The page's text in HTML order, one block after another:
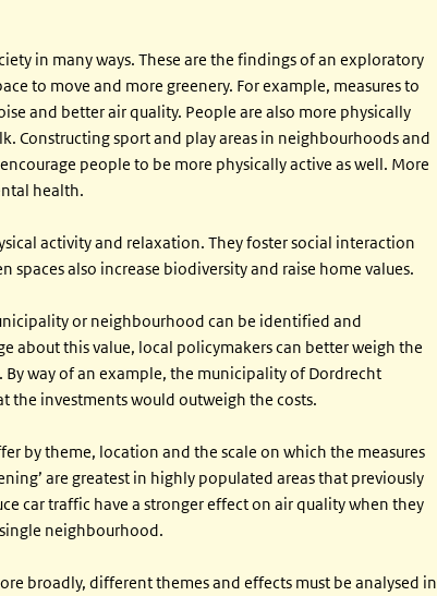
in many ways. These are the findings of an exploratory
to move and more greenery. For example, measures to
and better air quality. People are also more physically
Constructing sport and play areas in neighbourhoods and
people to be more physically active as well. More
health.
activity and relaxation. They foster social interaction
spaces also increase biodiversity and raise home values.
or neighbourhood can be identified and
about this value, local policymakers can better weigh the
way of an example, the municipality of Dordrecht
the investments would outweigh the costs.
by theme, location and the scale on which the measures
are greatest in highly populated areas that previously
car traffic have a stronger effect on air quality when they
neighbourhood.
broadly, different themes and effects must be analysed in